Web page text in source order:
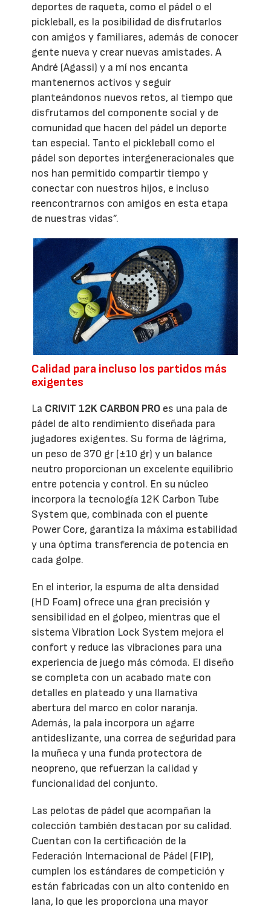
deportes de raqueta, como el pádel o el
pickleball, es la posibilidad de disfrutarlos
con amigos y familiares, además de conocer
gente nueva y crear nuevas amistades. A
André (Agassi) y a mí nos encanta
mantenernos activos y seguir
planteándonos nuevos retos, al tiempo que
disfrutamos del componente social y de
comunidad que hacen del pádel un deporte
tan especial. Tanto el pickleball como el
pádel son deportes intergeneracionales que
nos han permitido compartir tiempo y
conectar con nuestros hijos, e incluso
reencontrarnos con amigos en esta etapa
de nuestras vidas”.
Calidad para incluso los partidos más
exigentes
La CRIVIT 12K CARBON PRO es una pala de
pádel de alto rendimiento diseñada para
jugadores exigentes. Su forma de lágrima,
un peso de 370 gr (±10 gr) y un balance
neutro proporcionan un excelente equilibrio
entre potencia y control. En su núcleo
incorpora la tecnología 12K Carbon Tube
System que, combinada con el puente
Power Core, garantiza la máxima estabilidad
y una óptima transferencia de potencia en
cada golpe.
En el interior, la espuma de alta densidad
(HD Foam) ofrece una gran precisión y
sensibilidad en el golpeo, mientras que el
sistema Vibration Lock System mejora el
confort y reduce las vibraciones para una
experiencia de juego más cómoda. El diseño
se completa con un acabado mate con
detalles en plateado y una llamativa
abertura del marco en color naranja.
Además, la pala incorpora un agarre
antideslizante, una correa de seguridad para
la muñeca y una funda protectora de
neopreno, que refuerzan la calidad y
funcionalidad del conjunto.
Las pelotas de pádel que acompañan la
colección también destacan por su calidad.
Cuentan con la certificación de la
Federación Internacional de Pádel (FIP),
cumplen los estándares de competición y
están fabricadas con un alto contenido en
lana, lo que les proporciona una mayor